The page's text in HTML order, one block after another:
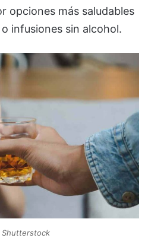
opciones más saludables
infusiones sin alcohol.
Shutterstock